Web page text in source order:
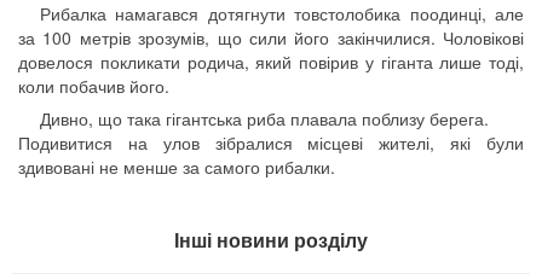
Рибалка намагався дотягнути товстолобика поодинці, але
за 100 метрів зрозумів, що сили його закінчилися. Чоловікові
довелося покликати родича, який повірив у гіганта лише тоді,
коли побачив його.
Дивно, що така гігантська риба плавала поблизу берега.
Подивитися на улов зібралися місцеві жителі, які були
здивовані не менше за самого рибалки.
Інші новини розділу